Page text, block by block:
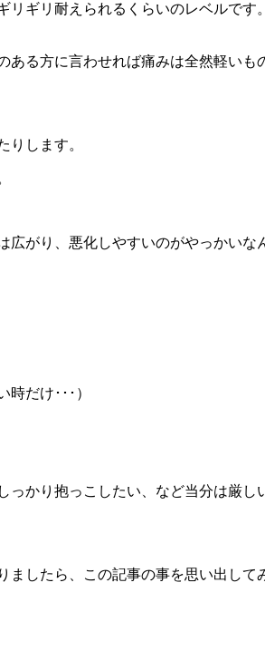
ギリ耐えられるくらいのレベルです
る方に言わせれば痛みは全然軽いも
りします。
がり、悪化しやすいのがやっかい
だけ･･･）
かり抱っこしたい、など当分は厳
したら、この記事の事を思い出して